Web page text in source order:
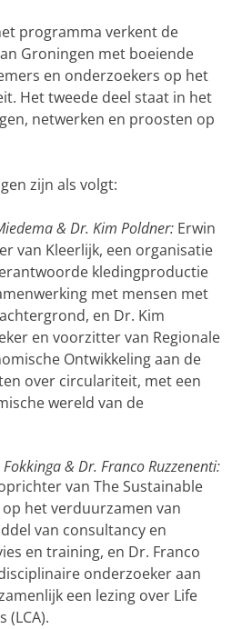
programma verkent de
Groningen met boeiende
en onderzoekers op het
Het tweede deel staat in het
netwerken en proosten op
zijn als volgt:
& Dr. Kim Poldner: Erwin
van Kleerlijk, een organisatie
kledingproductie
met mensen met
en Dr. Kim
en voorzitter van Regionale
Ontwikkeling aan de
over circulariteit, met een
wereld van de
& Dr. Franco Ruzzenenti:
van The Sustainable
het verduurzamen van
van consultancy en
en training, en Dr. Franco
onderzoeker aan
een lezing over Life
(LCA).